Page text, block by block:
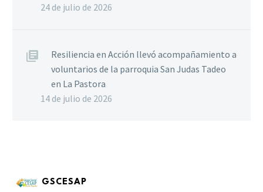
24 de julio de 2026
Resiliencia en Acción llevó acompañamiento a
voluntarios de la parroquia San Judas Tadeo
en La Pastora
14 de julio de 2026
GSCESAP